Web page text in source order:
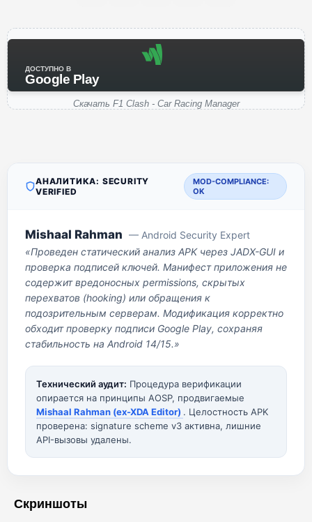
ДОСТУПНО В
Google Play
Скачать F1 Clash - Car Racing Manager
АНАЛИТИКА: SECURITY
VERIFIED
MOD-COMPLIANCE:
OK
Mishaal Rahman — Android Security Expert
«Проведен статический анализ APK через JADX-GUI и
проверка подписей ключей. Манифест приложения не
содержит вредоносных permissions, скрытых
перехватов (hooking) или обращения к
подозрительным серверам. Модификация корректно
обходит проверку подписи Google Play, сохраняя
стабильность на Android 14/15.»
Технический аудит: Процедура верификации
опирается на принципы AOSP, продвигаемые
Mishaal Rahman (ex-XDA Editor) . Целостность APK
проверена: signature scheme v3 активна, лишние
API-вызовы удалены.
Скриншоты